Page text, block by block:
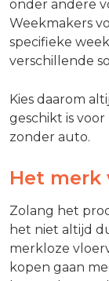
onder andere
Weekmakers
specifieke
verschillende
Kies daarom
geschikt is
zonder auto.
Het merk
Zolang het
het niet altijd
merkloze
kopen gaan